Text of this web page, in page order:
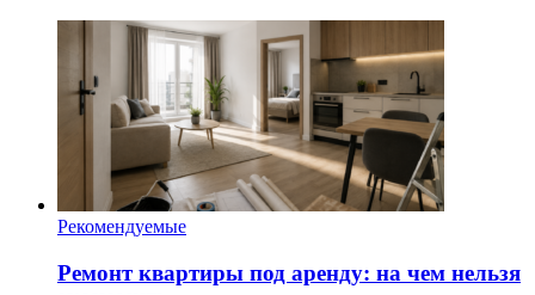
Рекомендуемые
Ремонт квартиры под аренду: на чем нельзя